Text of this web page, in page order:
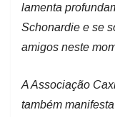
lamenta
Schonardie e se
amigos neste
A Associação
também